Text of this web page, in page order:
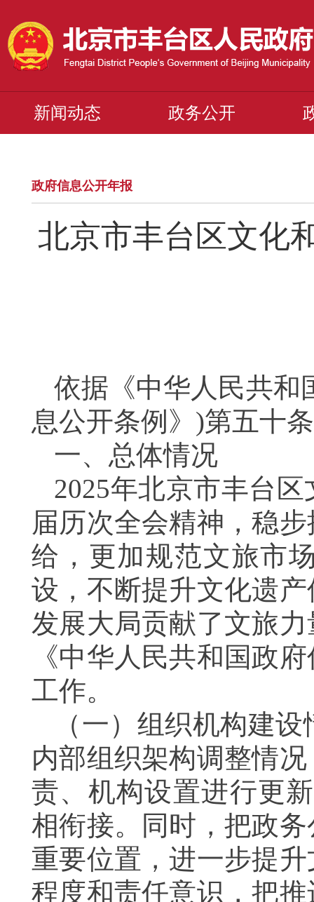
新闻动态 政务公开
政府信息公开年报
北京市丰台区文化
依据《中华人民共和
息公开条例》)第五十
一、总体情况
2025年北京市丰台
届历次全会精神，稳
给，更加规范文旅市
设，不断提升文化遗
发展大局贡献了文旅
《中华人民共和国政
工作。
（一）组织机构建
内部组织架构调整情
责、机构设置进行更
相衔接。同时，把政
重要位置，进一步提
程度和责任意识，把